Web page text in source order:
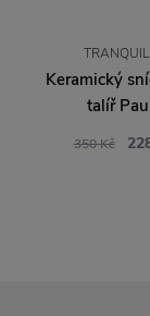
Keramický
talíř
350 Kč